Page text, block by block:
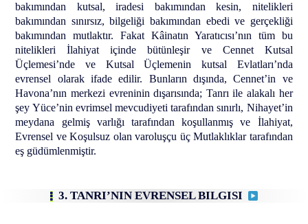
bakımından kutsal, iradesi bakımından kesin, nitelikleri
bakımından sınırsız, bilgeliği bakımından ebedi ve gerçekliği
bakımından mutlaktır. Fakat Kâinatın Yaratıcısı’nın tüm bu
nitelikleri İlahiyat içinde bütünleşir ve Cennet Kutsal
Üçlemesi’nde ve Kutsal Üçlemenin kutsal Evlatları’nda
evrensel olarak ifade edilir. Bunların dışında, Cennet’in ve
Havona’nın merkezi evreninin dışarısında; Tanrı ile alakalı her
şey Yüce’nin evrimsel mevcudiyeti tarafından sınırlı, Nihayet’in
meydana gelmiş varlığı tarafından koşullanmış ve İlahiyat,
Evrensel ve Koşulsuz olan varoluşçu üç Mutlaklıklar tarafından
eş güdümlenmiştir.
3. TANRI’NIN EVRENSEL BILGISI